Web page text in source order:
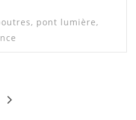
pont lumière,